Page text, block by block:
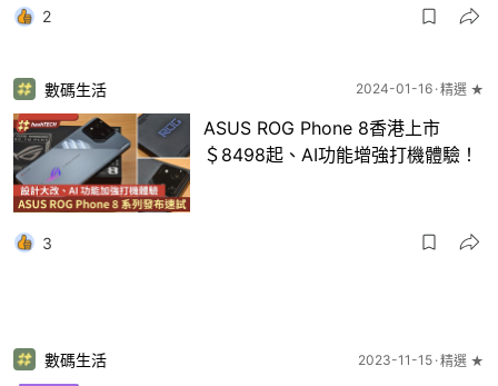
2
數碼生活 2024-01-16 精選 ★
ASUS ROG Phone 8香港上市
＄8498起、AI功能增強打機體驗！
3
數碼生活 2023-11-15 精選 ★